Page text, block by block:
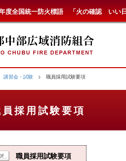
度全国統一防火標語 「火の確認 いい
講習会・試験 > 職員採用試験要項
採用試験要項
職員採用試験要項